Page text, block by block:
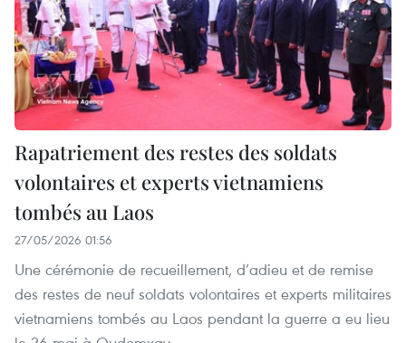
Rapatriement des restes des soldats
volontaires et experts vietnamiens
tombés au Laos
27/05/2026 01:56
Une cérémonie de recueillement, d’adieu et de remise
des restes de neuf soldats volontaires et experts militaires
vietnamiens tombés au Laos pendant la guerre a eu lieu